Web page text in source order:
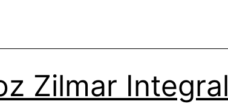
Zilmar Integral